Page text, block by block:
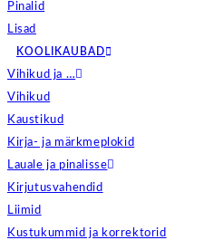
Pinalid
Lisad
KOOLIKAUBAD
Vihikud ja …
Vihikud
Kaustikud
Kirja- ja märkmeplokid
Lauale ja pinalisse
Kirjutusvahendid
Liimid
Kustukummid ja korrektorid